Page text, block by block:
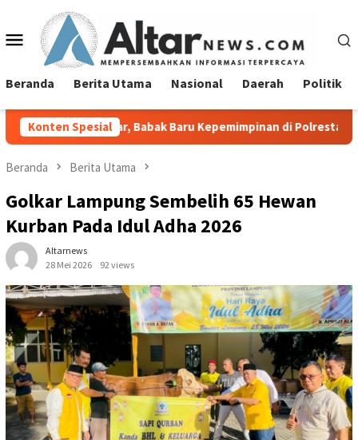
konten Menu
Mobile
Beranda Berita Utama Nasional Daerah Politik
Konten Spesial
Babak Baru Kepemimpinan di Polresta Bandar Lampung
Beranda Berita Utama
Golkar Lampung Sembelih 65 Hewan
Kurban Pada Idul Adha 2026
Altarnews
28 Mei 2026
92 views